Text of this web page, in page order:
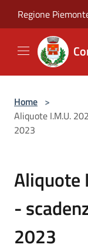
Regione
Home >
Aliquote I.M.U.
2023
Aliquote
-
2023